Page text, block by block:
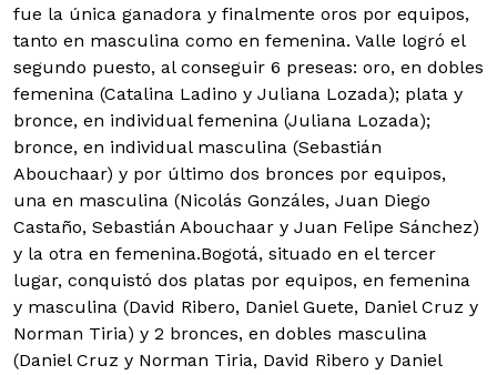
fue la única ganadora y finalmente oros por equipos,
tanto en masculina como en femenina. Valle logró el
segundo puesto, al conseguir 6 preseas: oro, en dobles
femenina (Catalina Ladino y Juliana Lozada); plata y
bronce, en individual femenina (Juliana Lozada);
bronce, en individual masculina (Sebastián
Abouchaar) y por último dos bronces por equipos,
una en masculina (Nicolás Gonzáles, Juan Diego
Castaño, Sebastián Abouchaar y Juan Felipe Sánchez)
y la otra en femenina.Bogotá, situado en el tercer
lugar, conquistó dos platas por equipos, en femenina
y masculina (David Ribero, Daniel Guete, Daniel Cruz y
Norman Tiria) y 2 bronces, en dobles masculina
(Daniel Cruz y Norman Tiria, David Ribero y Daniel